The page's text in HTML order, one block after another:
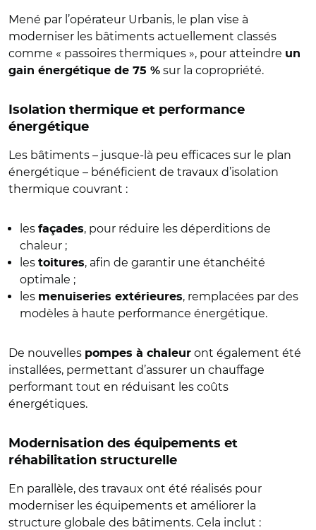
Mené par l’opérateur Urbanis, le plan vise à
moderniser les bâtiments actuellement classés
comme « passoires thermiques », pour atteindre un
gain énergétique de 75 % sur la copropriété.
Isolation thermique et performance
énergétique
Les bâtiments – jusque-là peu efficaces sur le plan
énergétique – bénéficient de travaux d’isolation
thermique couvrant :
les façades, pour réduire les déperditions de
chaleur ;
les toitures, afin de garantir une étanchéité
optimale ;
les menuiseries extérieures, remplacées par des
modèles à haute performance énergétique.
De nouvelles pompes à chaleur ont également été
installées, permettant d’assurer un chauffage
performant tout en réduisant les coûts
énergétiques.
Modernisation des équipements et
réhabilitation structurelle
En parallèle, des travaux ont été réalisés pour
moderniser les équipements et améliorer la
structure globale des bâtiments. Cela inclut :